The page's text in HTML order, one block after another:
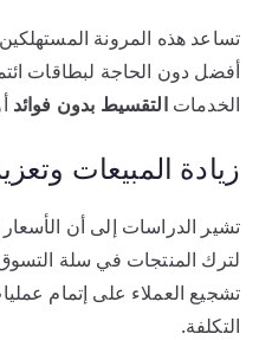
تساعد هذه المرونة
أفضل دون الحاجة لبطاقات
الخدماتالتقسيط بدون فوائد
زيادة المبيعات
تشير الدراسات إلى أن
لترك المنتجات في سلة
تشجيع العملاء على إتمام
التكلفة.